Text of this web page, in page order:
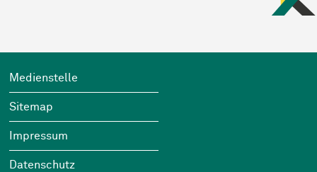
Footer
Wichtige Links
Medienstelle
Sitemap
Impressum
Datenschutz